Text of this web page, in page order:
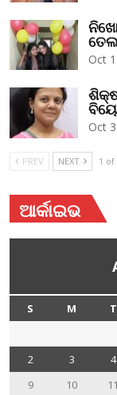
Oct
Oct
PREV NEXT 1 of
ଆର୍କାଇଭ
S M T
2
3 4
9
10 11